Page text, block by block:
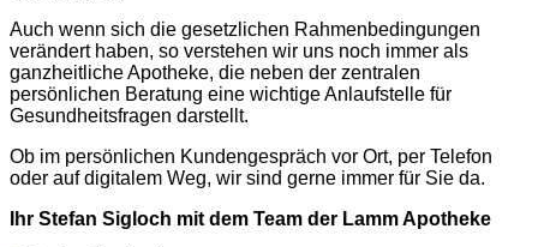
Auch wenn sich die gesetzlichen Rahmenbedingungen
verändert haben, so verstehen wir uns noch immer als
ganzheitliche Apotheke, die neben der zentralen
persönlichen Beratung eine wichtige Anlaufstelle für
Gesundheitsfragen darstellt.
Ob im persönlichen Kundengespräch vor Ort, per Telefon
oder auf digitalem Weg, wir sind gerne immer für Sie da.
Ihr Stefan Sigloch mit dem Team der Lamm Apotheke